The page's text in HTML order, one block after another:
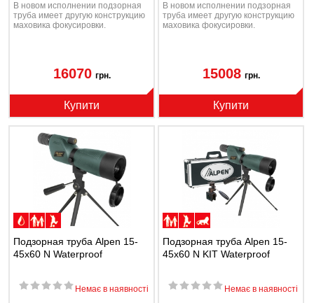
В новом исполнении подзорная
труба имеет другую конструкцию
маховика фокусировки.
16070 грн.
Купити
В новом исполнении подзорная
труба имеет другую конструкцию
маховика фокусировки.
15008 грн.
Купити
Подзорная труба Alpen 15-
45x60 N Waterproof
Немає в наявності
Подзорная труба Alpen 15-
45x60 N KIT Waterproof
Немає в наявності